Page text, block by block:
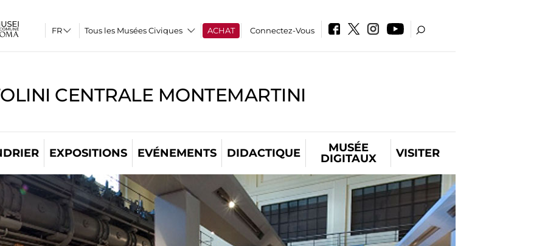
Tous les Musées Civiques ACHAT Connectez-Vous
CENTRALE MONTEMARTINI
EXPOSITIONS EVÉNEMENTS DIDACTIQUE
MUSÉE
DIGITAUX
VISITER